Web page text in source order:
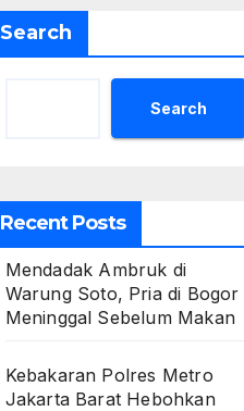
Search
Search
Recent Posts
Mendadak Ambruk di
Warung Soto, Pria di Bogor
Meninggal Sebelum Makan
Kebakaran Polres Metro
Jakarta Barat Hebohkan